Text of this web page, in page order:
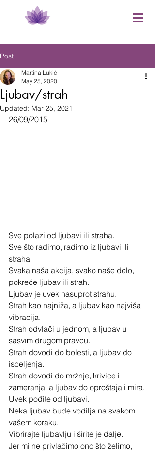
Post
Ljubav/strah
Martina Lukić
May 25, 2020
Updated: Mar 25, 2021
26/09/2015
Sve polazi od ljubavi ili straha.
Sve što radimo, radimo iz ljubavi ili
straha.
Svaka naša akcija, svako naše delo,
pokreće ljubav ili strah.
Ljubav je uvek nasuprot strahu.
Strah kao najniža, a ljubav kao najviša
vibracija.
Strah odvlači u jednom, a ljubav u
sasvim drugom pravcu.
Strah dovodi do bolesti, a ljubav do
isceljenja.
Strah dovodi do mržnje, krivice i
zameranja, a ljubav do oproštaja i mira.
Uvek pođite od ljubavi.
Neka ljubav bude vodilja na svakom
vašem koraku.
Vibrirajte ljubavlju i širite je dalje.
Jer mi ne privlačimo ono što želimo,